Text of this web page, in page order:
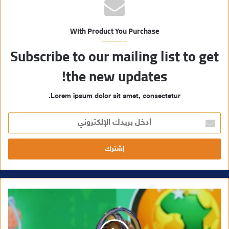
With Product You Purchase
Subscribe to our mailing list to get
the new updates!
Lorem ipsum dolor sit amet, consectetur.
خ
ل
ر
ا
ك